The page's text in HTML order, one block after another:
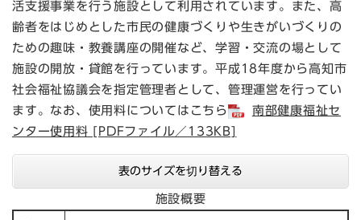
活支援事業を行う施設として利用されています。また、高
齢者をはじめとした市民の健康づくりや生きがいづくりの
ための趣味・教養講座の開催など、学習・交流の場として
施設の開放・貸館を行っています。平成18年度から高知市
社会福祉協議会を指定管理者として、管理運営を行ってい
ます。なお、使用料についてはこちら
南部健康福祉セ
ンター使用料 [PDFファイル／133KB]
表のサイズを切り替える
施設概要